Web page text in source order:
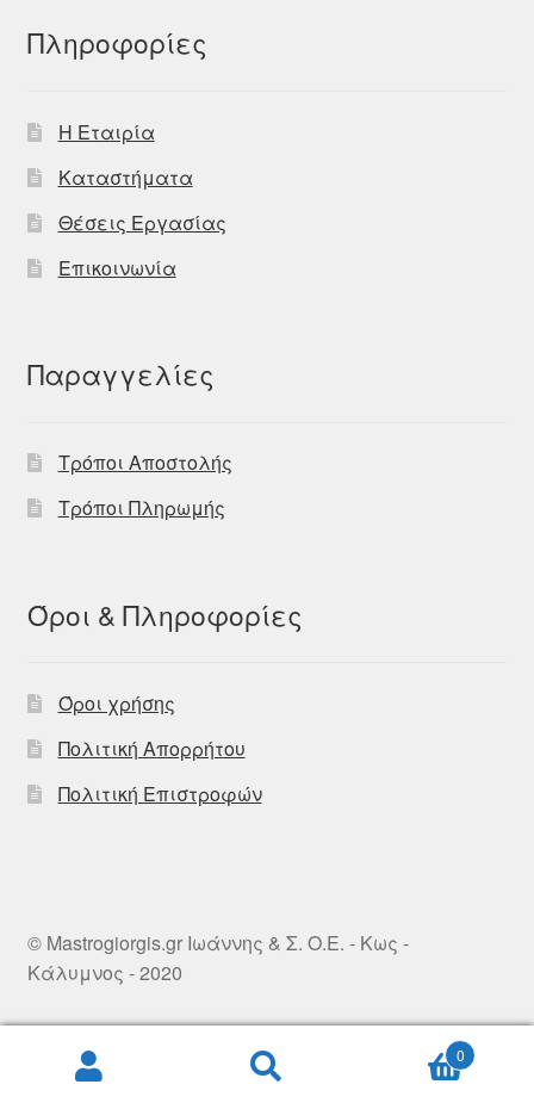
Πληροφορίες
Η Εταιρία
Καταστήματα
Θέσεις Εργασίας
Επικοινωνία
Παραγγελίες
Τρόποι Αποστολής
Τρόποι Πληρωμής
Όροι & Πληροφορίες
Όροι χρήσης
Πολιτική Απορρήτου
Πολιτική Επιστροφών
© Mastrogiorgis.gr Ιωάννης & Σ. Ο.Ε. - Κως -
Κάλυμνος - 2020
Αναζήτηση
Αναζήτηση
0